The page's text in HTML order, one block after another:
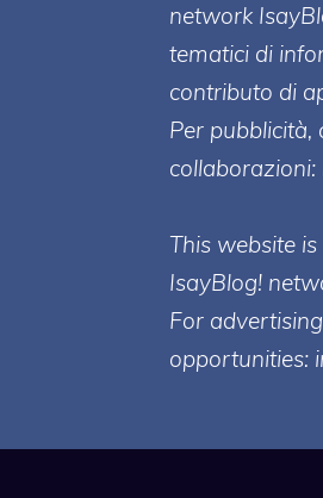
network
tematici di
contributo di
Per pubblicità,
collaborazioni:
This website
IsayBlog!
For
opportunities: